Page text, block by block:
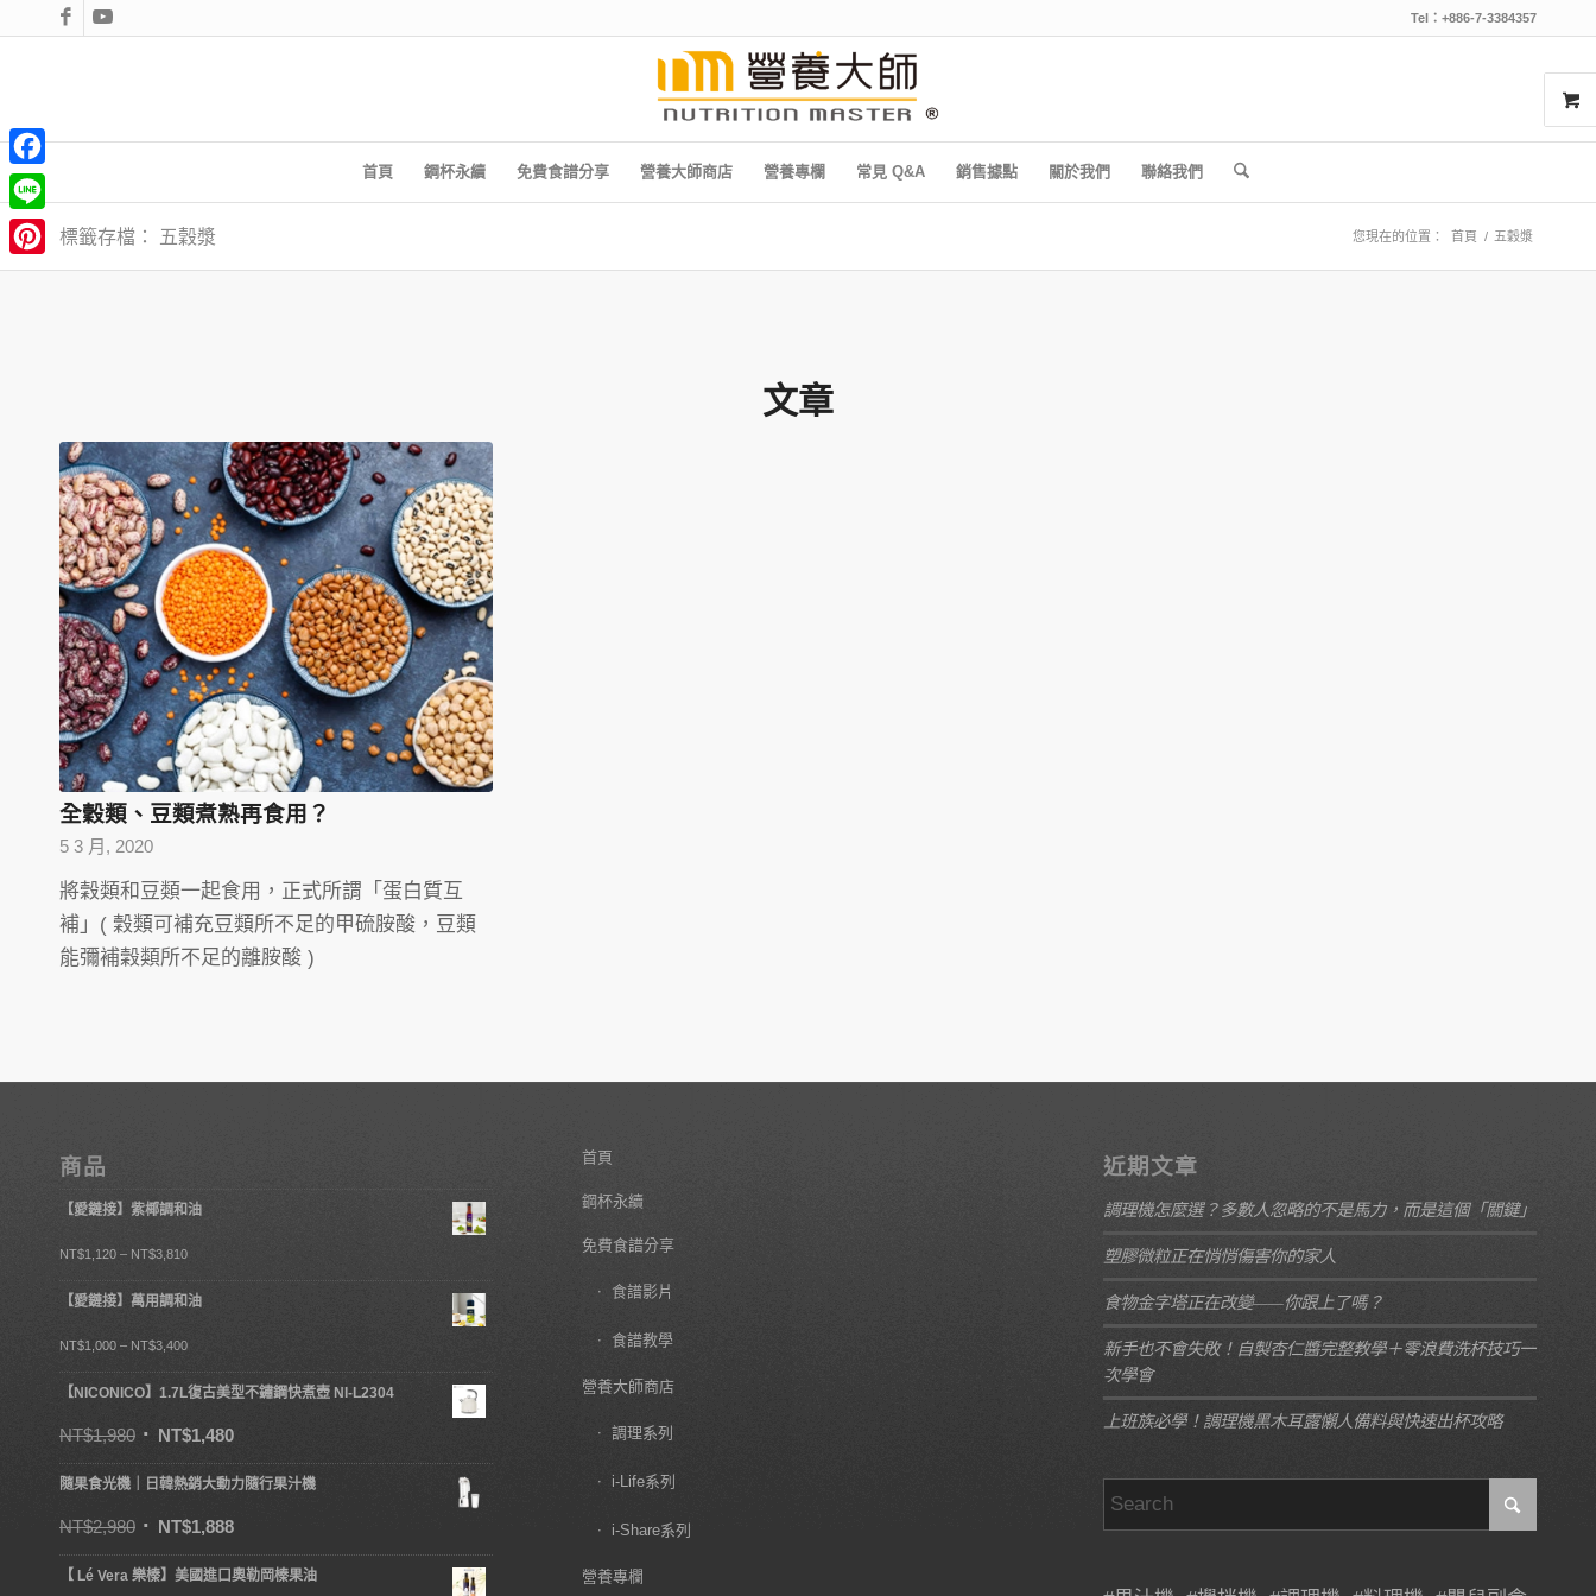
Tel：+886-7-3384357
首頁 鋼杯永續 免費食譜分享 營養大師商店 營養專欄 常見 Q&A 銷售據點 關於我們 聯絡我們
標籤存檔： 五穀漿 您現在的位置： 首頁 / 五穀漿
文章
全穀類、豆類煮熟再食用？
5 3 月, 2020
將穀類和豆類一起食用，正式所謂「蛋白質互
補」( 穀類可補充豆類所不足的甲硫胺酸，豆類
能彌補穀類所不足的離胺酸 )
商品
【愛鏈接】紫椰調和油
NT$1,120 – NT$3,810
【愛鏈接】萬用調和油
NT$1,000 – NT$3,400
【NICONICO】1.7L復古美型不鏽鋼快煮壺 NI-L2304
NT$1,980 NT$1,480
隨果食光機｜日韓熱銷大動力隨行果汁機
NT$2,980 NT$1,888
【 Lé Vera 樂榛】美國進口奧勒岡榛果油
首頁
鋼杯永續
免費食譜分享
食譜影片
食譜教學
營養大師商店
調理系列
i-Life系列
i-Share系列
營養專欄
近期文章
調理機怎麼選？多數人忽略的不是馬力，而是這個「關鍵」
塑膠微粒正在悄悄傷害你的家人
食物金字塔正在改變——你跟上了嗎？
新手也不會失敗！自製杏仁醬完整教學＋零浪費洗杯技巧一
次學會
上班族必學！調理機黑木耳露懶人備料與快速出杯攻略
Facebook
Line
Pinterest